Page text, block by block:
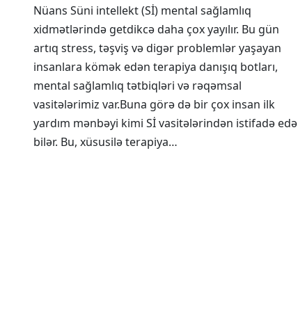
Nüans Süni intellekt (Sİ) mental sağlamlıq
xidmətlərində getdikcə daha çox yayılır. Bu gün
artıq stress, təşviş və digər problemlər yaşayan
insanlara kömək edən terapiya danışıq botları,
mental sağlamlıq tətbiqləri və rəqəmsal
vasitələrimiz var.Buna görə də bir çox insan ilk
yardım mənbəyi kimi Sİ vasitələrindən istifadə edə
bilər. Bu, xüsusilə terapiya…